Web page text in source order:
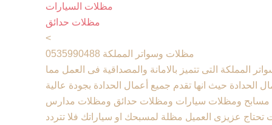
مظلات السيارات
مظلات حدائق
<
مظلات وسواتر المملكة 0535990488
التى تتميز بالامانة والمصداقية فى العمل مما
الحدادة حيث انها تقدم جميع أعمال الحدادة بجودة عالية
مسابح ومظلات سيارات ومظلات حدائق ومظلات مدارس
عزيزى العميل مظلة لمسبحك او سياراتك فلا تتردد